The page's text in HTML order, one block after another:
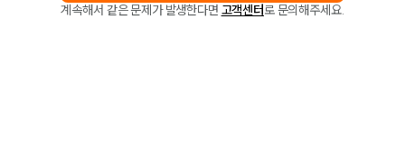
계속해서 같은 문제가 발생한다면 고객센터로 문의해주세요.